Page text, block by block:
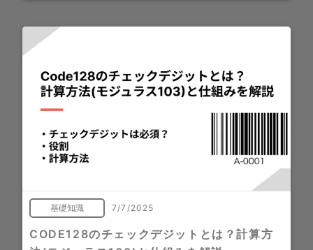
基礎知識 7/7/2025
CODE128のチェックデジットとは？計算方